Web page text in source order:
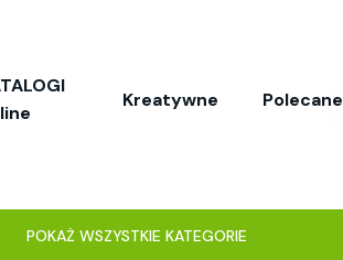
Kreatywne Polecane
POKAŻ WSZYSTKIE KATEGORIE